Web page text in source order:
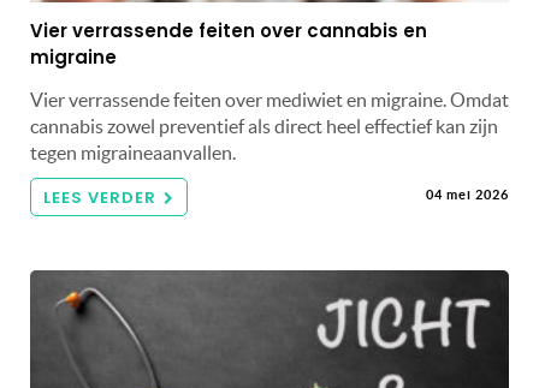
Vier verrassende feiten over cannabis en
migraine
Vier verrassende feiten over mediwiet en migraine. Omdat
cannabis zowel preventief als direct heel effectief kan zijn
tegen migraineaanvallen.
LEES VERDER 04 mei 2026